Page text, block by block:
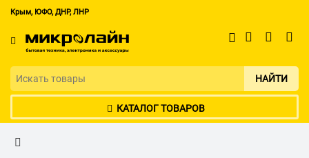
Крым, ЮФО, ДНР, ЛНР
НАЙТИ
КАТАЛОГ ТОВАРОВ